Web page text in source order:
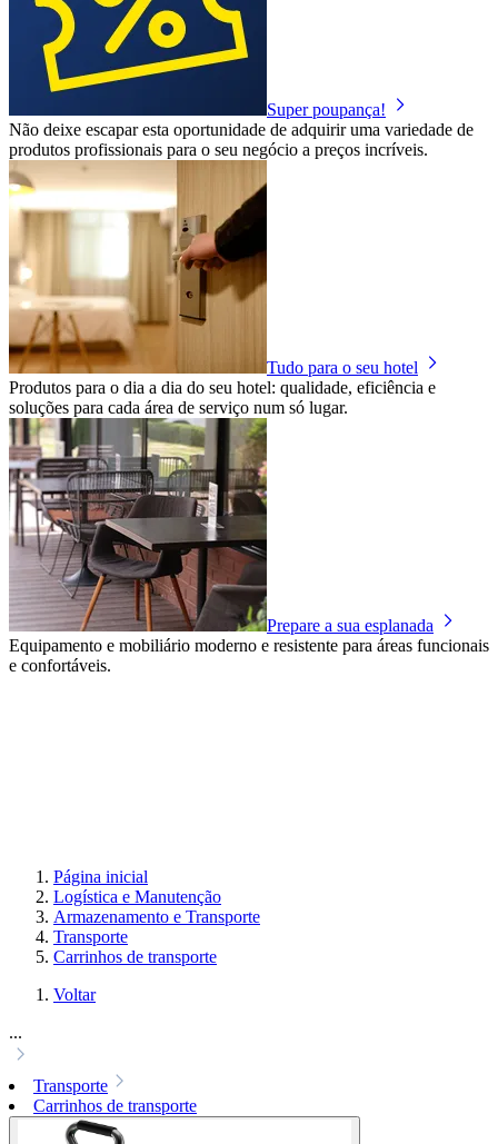
Super poupança!
Não deixe escapar esta oportunidade de adquirir uma variedade de
produtos profissionais para o seu negócio a preços incríveis.
Tudo para o seu hotel
Produtos para o dia a dia do seu hotel: qualidade, eficiência e
soluções para cada área de serviço num só lugar.
Prepare a sua esplanada
Equipamento e mobiliário moderno e resistente para áreas funcionais
e confortáveis.
Página inicial
Logística e Manutenção
Armazenamento e Transporte
Transporte
Carrinhos de transporte
Voltar
...
Transporte
Carrinhos de transporte